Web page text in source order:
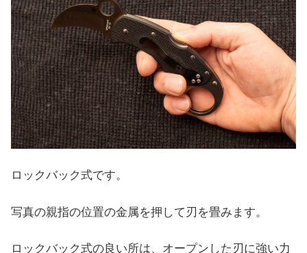
ロックバック式です。
写真の親指の位置の金属を押して刃を畳みます。
ロックバック式の良い所は、オープンした刃に強い力